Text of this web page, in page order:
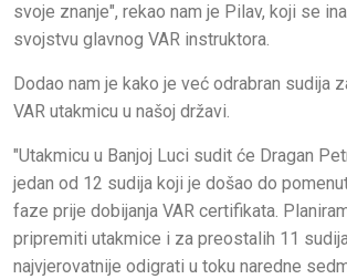
svoje znanje", rekao nam je Pilav, koji se
svojstvu glavnog VAR instruktora.
Dodao nam je kako je već odrabran sudija
VAR utakmicu u našoj državi.
"Utakmicu u Banjoj Luci sudit će Dragan
jedan od 12 sudija koji je došao do
faze prije dobijanja VAR certifikata.
pripremiti utakmice i za preostalih 11
najvjerovatnije odigrati u toku naredne